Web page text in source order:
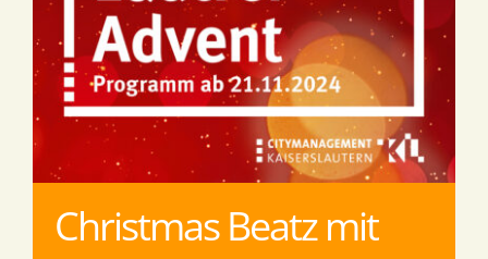
Christmas Beatz mit